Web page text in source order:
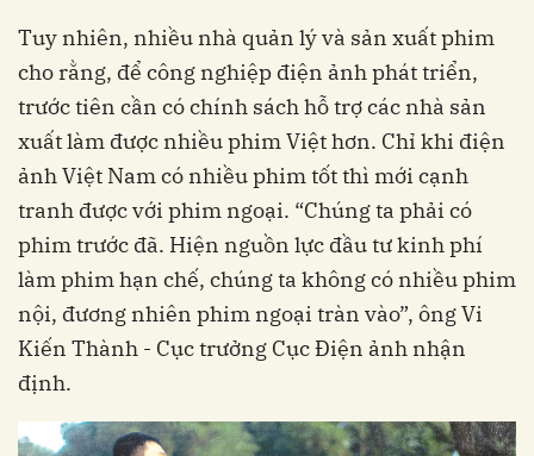
Tuy nhiên, nhiều nhà quản lý và sản xuất phim
cho rằng, để công nghiệp điện ảnh phát triển,
trước tiên cần có chính sách hỗ trợ các nhà sản
xuất làm được nhiều phim Việt hơn. Chỉ khi điện
ảnh Việt Nam có nhiều phim tốt thì mới cạnh
tranh được với phim ngoại. “Chúng ta phải có
phim trước đã. Hiện nguồn lực đầu tư kinh phí
làm phim hạn chế, chúng ta không có nhiều phim
nội, đương nhiên phim ngoại tràn vào”, ông Vi
Kiến Thành - Cục trưởng Cục Điện ảnh nhận
định.